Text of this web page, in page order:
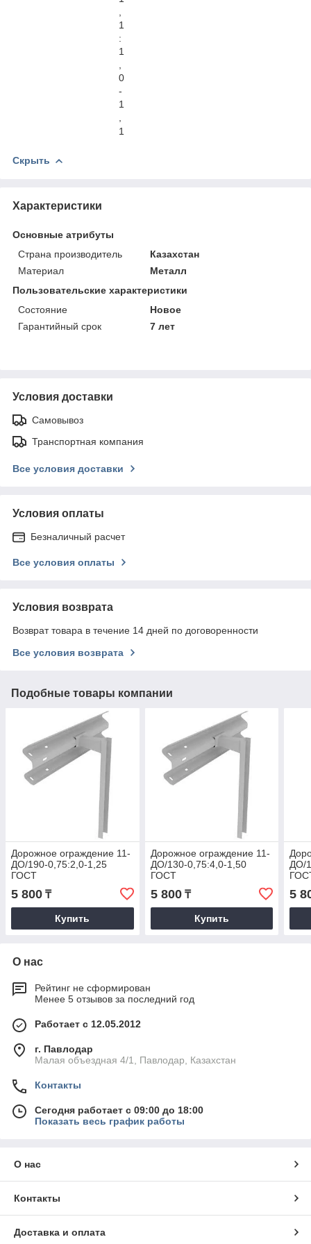
1
:
1
0
-
1
1
Скрыть
Характеристики
Основные атрибуты
Страна производитель
Казахстан
Материал
Металл
Пользовательские характеристики
Состояние
Новое
Гарантийный срок
7 лет
Условия доставки
Самовывоз
Транспортная компания
Все условия доставки
Условия оплаты
Безналичный расчет
Все условия оплаты
Условия возврата
Возврат товара в течение 14 дней по договоренности
Все условия возврата
Подобные товары компании
Дорожное ограждение 11-
ДО/190-0,75:2,0-1,25
ГОСТ
5 800 ₸
Купить
Дорожное ограждение 11-
ДО/130-0,75:4,0-1,50
ГОСТ
5 800₸
Купить
ДО/
5
О нас
Рейтинг не сформирован
Менее 5 отзывов за последний год
Работает с 12.05.2012
г. Павлодар
Малая объездная 4/1, Павлодар, Казахстан
Контакты
Сегодня работает с 09:00 до 18:00
Показать весь график работы
О нас
Контакты
Доставка и оплата